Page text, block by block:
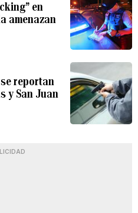
en
amenazan
reportan
y San Juan